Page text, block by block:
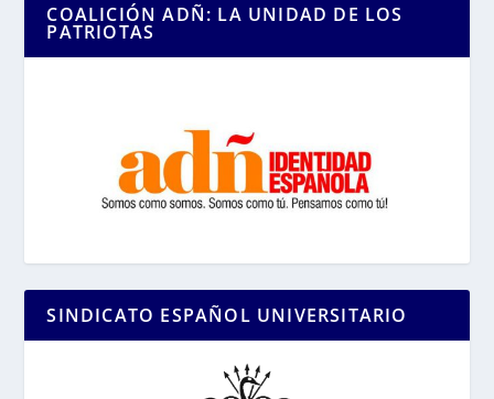
COALICIÓN ADÑ: LA UNIDAD DE LOS
PATRIOTAS
SINDICATO ESPAÑOL UNIVERSITARIO